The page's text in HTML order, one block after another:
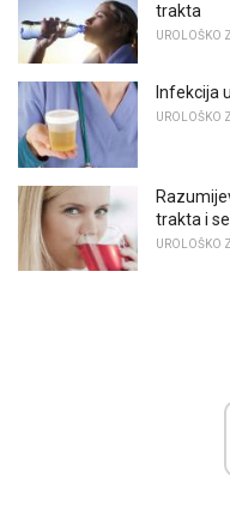
trakta
UROLOŠKO
Infekcija
UROLOŠKO
trakta i
UROLOŠKO